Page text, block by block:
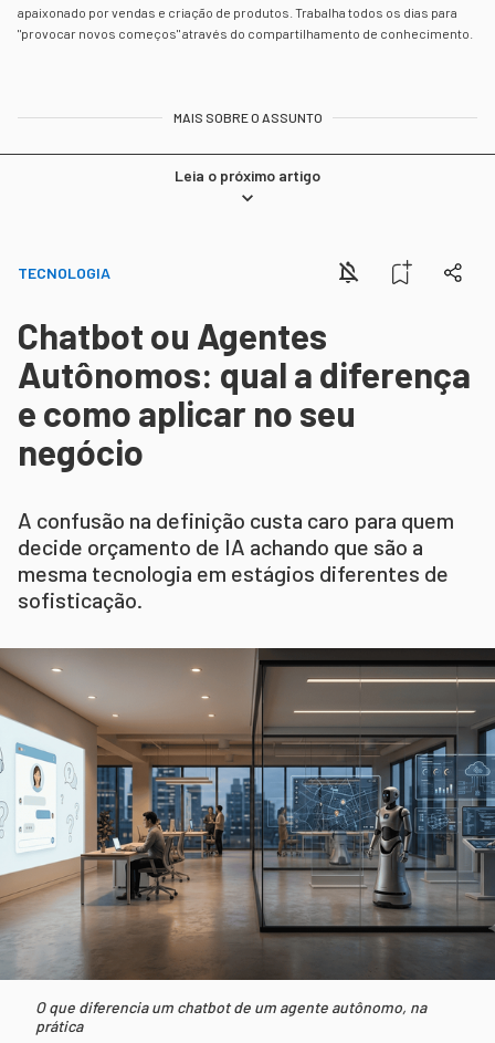
apaixonado por vendas e criação de produtos. Trabalha todos os dias para
"provocar novos começos" através do compartilhamento de conhecimento.
MAIS SOBRE O ASSUNTO
Leia o próximo artigo
TECNOLOGIA
Chatbot ou Agentes
Autônomos: qual a diferença
e como aplicar no seu
negócio
A confusão na definição custa caro para quem
decide orçamento de IA achando que são a
mesma tecnologia em estágios diferentes de
sofisticação.
O que diferencia um chatbot de um agente autônomo, na
prática